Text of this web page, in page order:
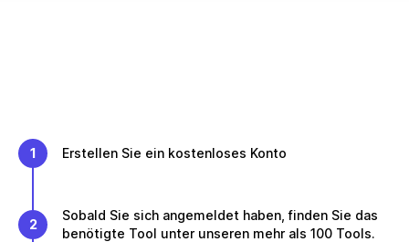
1 Erstellen Sie ein kostenloses Konto
2
Sobald Sie sich angemeldet haben, finden Sie das
benötigte Tool unter unseren mehr als 100 Tools.